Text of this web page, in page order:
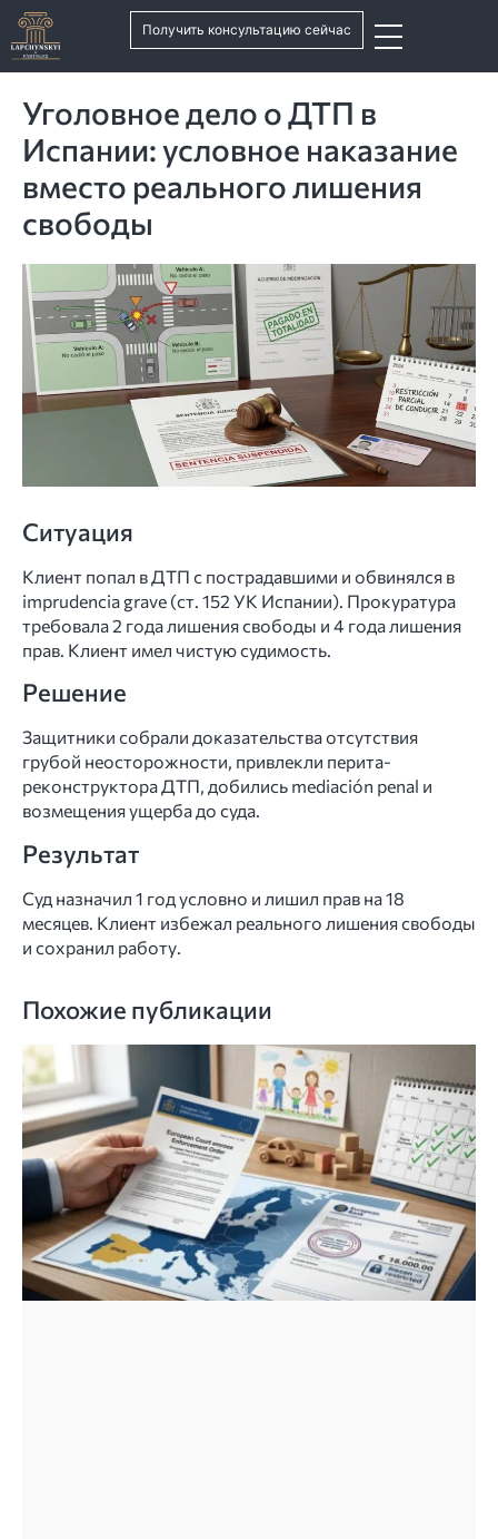
Получить консультацию сейчас
Уголовное дело о ДТП в
Испании: условное наказание
вместо реального лишения
свободы
Ситуация
Клиент попал в ДТП с пострадавшими и обвинялся в
imprudencia grave (ст. 152 УК Испании). Прокуратура
требовала 2 года лишения свободы и 4 года лишения
прав. Клиент имел чистую судимость.
Решение
Защитники собрали доказательства отсутствия
грубой неосторожности, привлекли перита-
реконструктора ДТП, добились mediación penal и
возмещения ущерба до суда.
Результат
Суд назначил 1 год условно и лишил прав на 18
месяцев. Клиент избежал реального лишения свободы
и сохранил работу.
Похожие публикации